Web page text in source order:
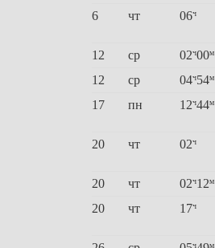
6
чт 06ч
12
ср 02ч00м
12
ср 04ч54м
17
пн 12ч44м
20
чт 02ч
20
чт 02ч12м
20
чт 17ч
ч м